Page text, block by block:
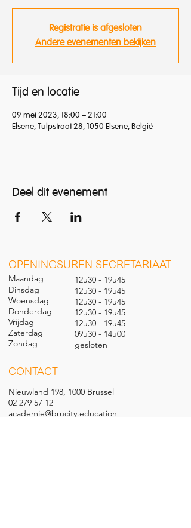
Registratie is afgesloten
Andere evenementen bekijken
Tijd en locatie
09 mei 2023, 18:00 – 21:00
Elsene, Tulpstraat 28, 1050 Elsene, België
Deel dit evenement
OPENINGSUREN SECRETARIAAT
Maandag
Dinsdag
Woensdag
Donderdag
Vrijdag
Zaterdag
Zondag
12u30 - 19u45
12u30 - 19u45
12u30 - 19u45
12u30 - 19u45
12u30 - 19u45
09u30 - 14u00
gesloten
CONTACT
Nieuwland 198, 1000 Brussel
02 279 57 12
academie@brucity.education